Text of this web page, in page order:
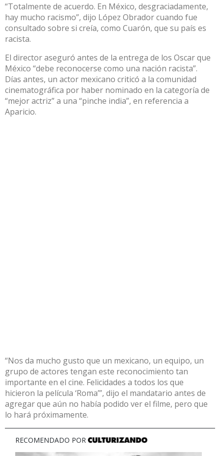
“Totalmente de acuerdo. En México, desgraciadamente,
hay mucho racismo”, dijo López Obrador cuando fue
consultado sobre si creía, como Cuarón, que su país es
racista.
El director aseguró antes de la entrega de los Oscar que
México “debe reconocerse como una nación racista”.
Días antes, un actor mexicano criticó a la comunidad
cinematográfica por haber nominado en la categoría de
“mejor actriz” a una “pinche india”, en referencia a
Aparicio.
“Nos da mucho gusto que un mexicano, un equipo, un
grupo de actores tengan este reconocimiento tan
importante en el cine. Felicidades a todos los que
hicieron la película ‘Roma’”, dijo el mandatario antes de
agregar que aún no había podido ver el filme, pero que
lo hará próximamente.